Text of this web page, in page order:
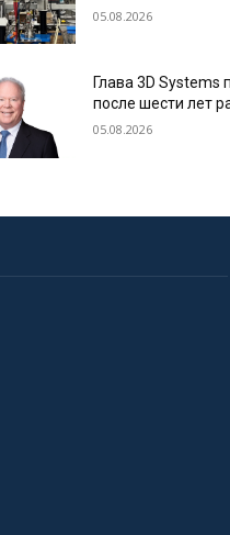
05.08.2026
Глава 3D Systems
после шести лет
05.08.2026